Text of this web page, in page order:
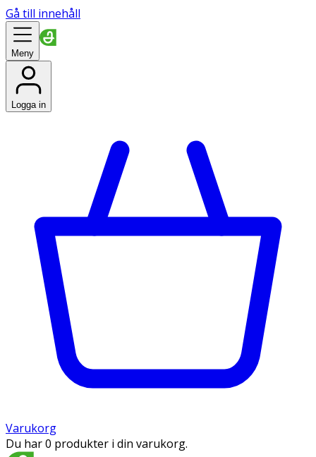
Gå till innehåll
Meny
Logga in
Varukorg
Du har 0 produkter i din varukorg.